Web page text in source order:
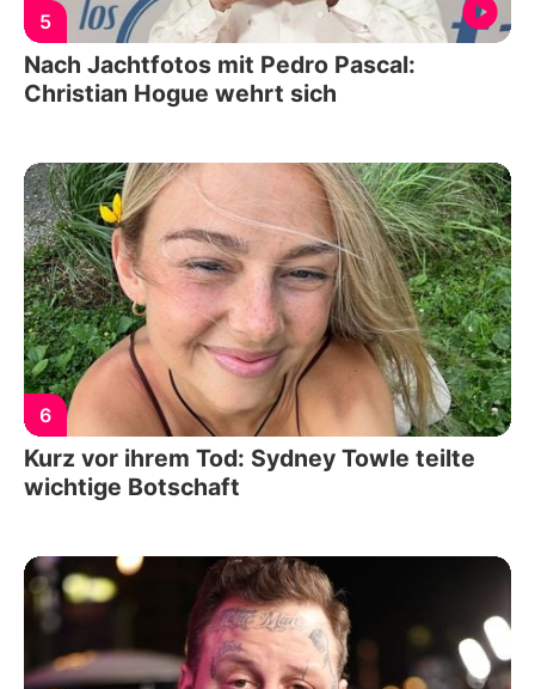
5
Nach Jachtfotos mit Pedro Pascal:
Christian Hogue wehrt sich
6
Kurz vor ihrem Tod: Sydney Towle teilte
wichtige Botschaft